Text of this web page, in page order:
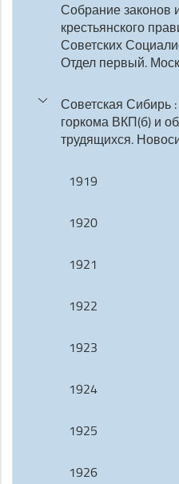
Собрание законов
крестьянского
Советских
Отдел первый.
Советская Сибирь
горкома ВКП(б) и
трудящихся.
1919
1920
1921
1922
1923
1924
1925
1926